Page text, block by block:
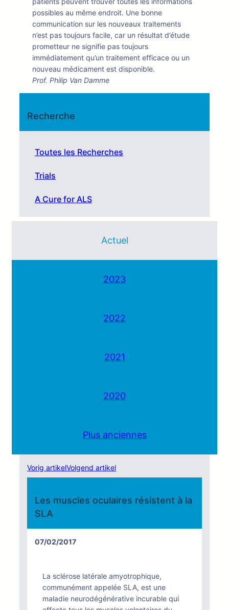
possibles au même endroit. Une bonne
communication sur les nouveaux traitements
n’est pas toujours facile, car un résultat d’étude
prometteur ne signifie pas toujours
immédiatement qu’un traitement efficace ou un
nouveau médicament est disponible.
Prof. Philip Van Damme
Recherche
Toutes les Recherches
Trials
A Cure for ALS
Actuel
2023
2022
2021
2020
Plus anciennes
Vorig artikelVolgend artikel
Les muscles oculaires résistent à la
SLA
07/02/2017
La sclérose latérale amyotrophique,
communément appelée SLA, est une
maladie neurodégénérative incurable qui